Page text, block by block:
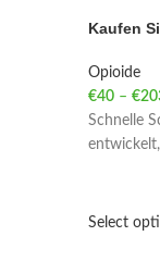
Kaufen
Opioide
€40 – €
Schnelle
Select